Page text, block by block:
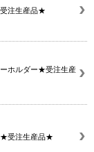
注生産品★
ーホルダー★受注生産
★受注生産品★